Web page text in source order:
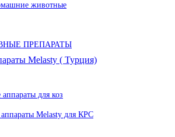
животные
ПРЕПАРАТЫ
Melasty ( Турция)
для коз
Melasty для КРС